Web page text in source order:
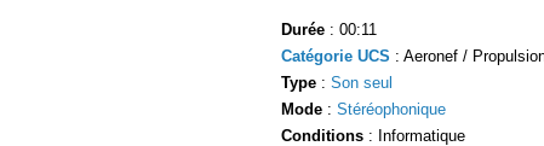
Durée : 00:11
Catégorie UCS : Aeronef /
Type : Son seul
Mode : Stéréophonique
Conditions : Informatique